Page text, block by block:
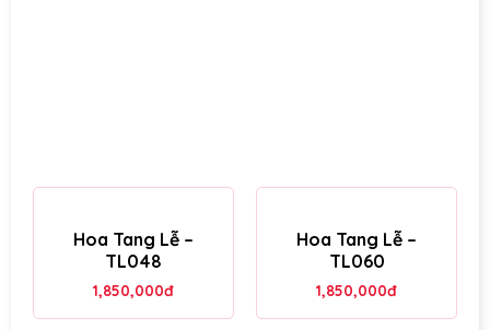
Hoa Tang Lễ –
TL048
1,850,000đ
Hoa Tang Lễ –
TL060
1,850,000đ